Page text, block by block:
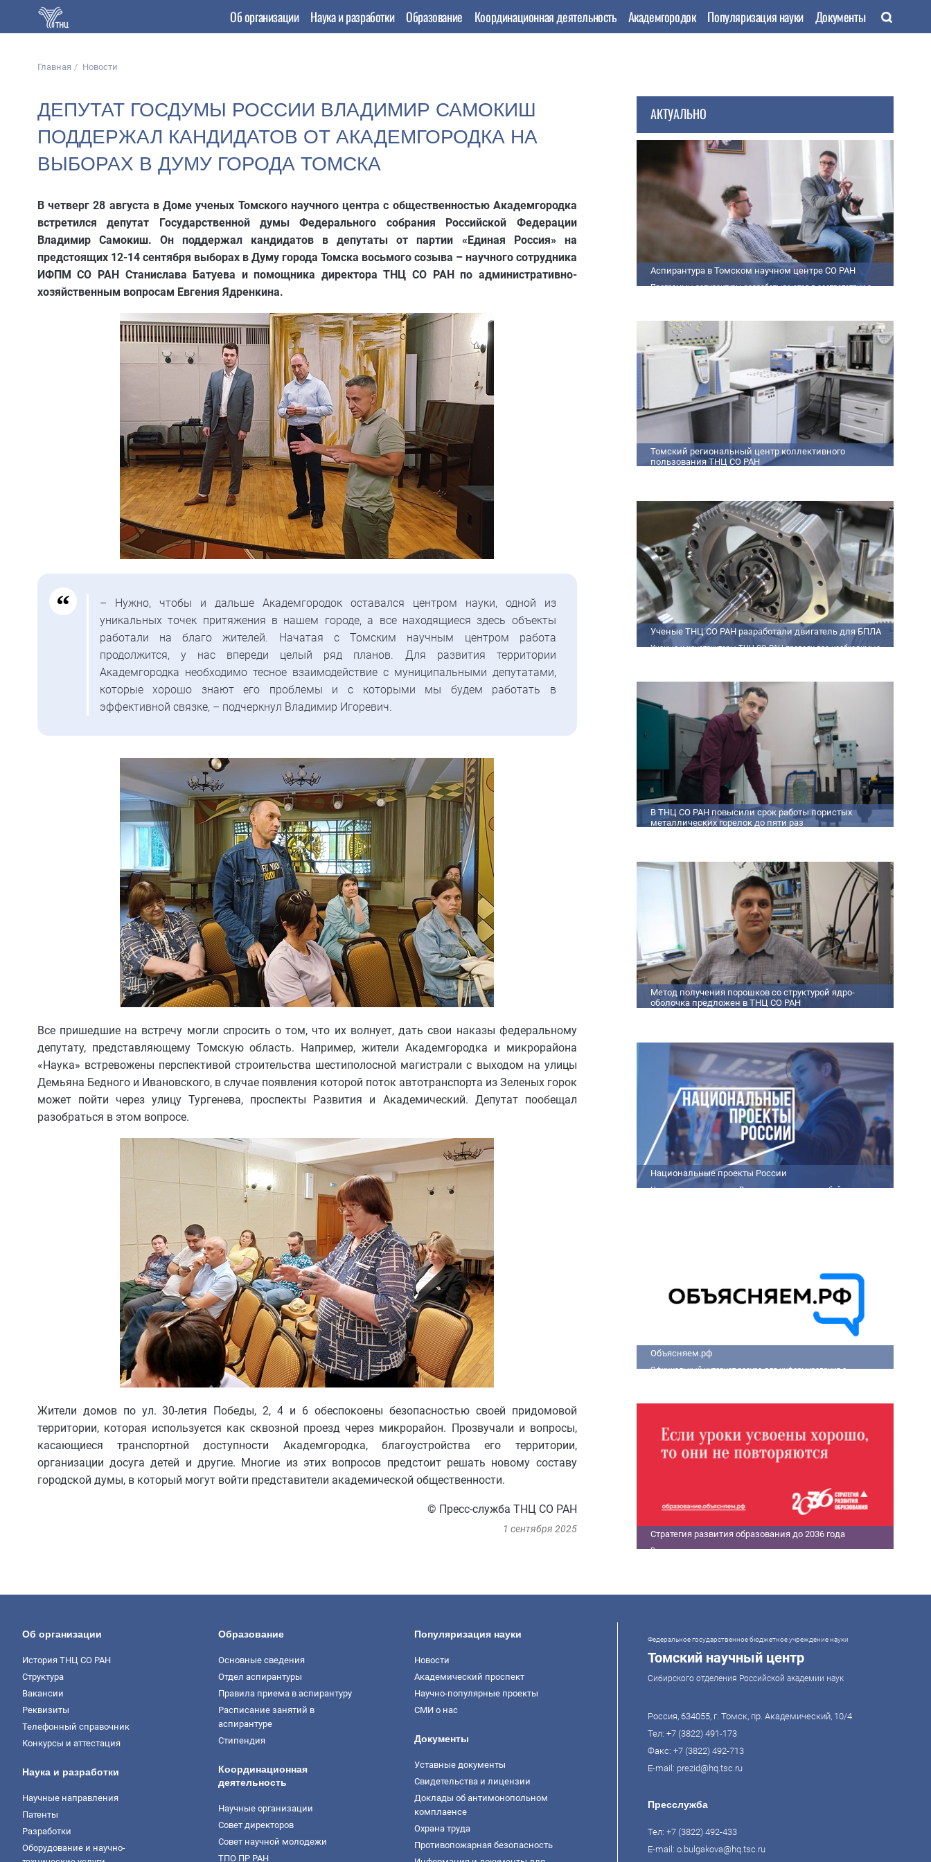
Об организации Наука и разработки Образование Координационная деятельность Академгородок Популяризация науки Документы
Главная Новости
ДЕПУТАТ ГОСДУМЫ РОССИИ ВЛАДИМИР САМОКИШ
ПОДДЕРЖАЛ КАНДИДАТОВ ОТ АКАДЕМГОРОДКА НА
ВЫБОРАХ В ДУМУ ГОРОДА ТОМСКА
В четверг 28 августа в Доме ученых Томского научного центра с общественностью Академгородка
встретился депутат Государственной думы Федерального собрания Российской Федерации
Владимир Самокиш. Он поддержал кандидатов в депутаты от партии «Единая Россия» на
предстоящих 12-14 сентября выборах в Думу города Томска восьмого созыва – научного сотрудника
ИФПМ СО РАН Станислава Батуева и помощника директора ТНЦ СО РАН по административно-
хозяйственным вопросам Евгения Ядренкина.
– Нужно, чтобы и дальше Академгородок оставался центром науки, одной из
уникальных точек притяжения в нашем городе, а все находящиеся здесь объекты
работали на благо жителей. Начатая с Томским научным центром работа
продолжится, у нас впереди целый ряд планов. Для развития территории
Академгородка необходимо тесное взаимодействие с муниципальными депутатами,
которые хорошо знают его проблемы и с которыми мы будем работать в
эффективной связке, – подчеркнул Владимир Игоревич.
Все пришедшие на встречу могли спросить о том, что их волнует, дать свои наказы федеральному
депутату, представляющему Томскую область. Например, жители Академгородка и микрорайона
«Наука» встревожены перспективой строительства шестиполосной магистрали с выходом на улицы
Демьяна Бедного и Ивановского, в случае появления которой поток автотранспорта из Зеленых горок
может пойти через улицу Тургенева, проспекты Развития и Академический. Депутат пообещал
разобраться в этом вопросе.
Жители домов по ул. 30-летия Победы, 2, 4 и 6 обеспокоены безопасностью своей придомовой
территории, которая используется как сквозной проезд через микрорайон. Прозвучали и вопросы,
касающиеся транспортной доступности Академгородка, благоустройства его территории,
организации досуга детей и другие. Многие из этих вопросов предстоит решать новому составу
городской думы, в который могут войти представители академической общественности.
© Пресс-служба ТНЦ СО РАН
1 сентября 2025
АКТУАЛЬНО
Аспирантура в Томском научном центре СО РАН
Программы аспирантуры разрабатываются в соответствии с
Томский региональный центр коллективного
пользования ТНЦ СО РАН
материаловедению, радиоизмерению, спектроскопии и
осциллографии
Ученые ТНЦ СО РАН разработали двигатель для БПЛА
Ученые и конструкторы ТНЦ СО РАН провели все необходимые
горения, а также разработали конструкторскую документацию
на опытный образец двигателя.
В ТНЦ СО РАН повысили срок работы пористых
металлических горелок до пяти раз
получаемых методом самораспространяющегося
высокотемпературного синтеза (СВС). Сначала ученые создали
покрытие из диспрозия или иттрия на поверхности
металлических порошков, небольшая добавка которых
позволяет равномерно распределять микроконцентрацию
редкоземельных элементов по всему объем
Метод получения порошков со структурой ядро-
оболочка предложен в ТНЦ СО РАН
orci et, dignissim mauris. Fusce sollicitudin a dolor et bibendum.
Suspendisse rutrum dui id vestibulum aliquet. Vivamus imperdiet
ligula id imperdiet molestie. Phasellus id convallis purus, in
condimentum felis. Phasellus hendrerit, arcu nec elementum
pretium, ipsum justo port
Национальные проекты России
Национальные проекты России представляют собой
Объясняем.рф
Официальный интернет-ресурс для информирования о
Стратегия развития образования до 2036 года
В современном мире только государства с передовыми
президент России Владимир Путин поручил правительству
Об организации
История ТНЦ СО РАН
Структура
Вакансии
Реквизиты
Телефонный справочник
Конкурсы и аттестация
Наука и разработки
Научные направления
Патенты
Разработки
Оборудование и научно-
Образование
Основные сведения
Отдел аспирантуры
Правила приема в аспирантуру
Расписание занятий в
аспирантуре
Стипендия
Координационная
деятельность
Научные организации
Совет директоров
Совет научной молодежи
ТПО ПР РАН
Популяризация науки
Новости
Академический проспект
Научно-популярные проекты
СМИ о нас
Документы
Уставные документы
Свидетельства и лицензии
Доклады об антимонопольном
комплаенсе
Охрана труда
Противопожарная безопасность
Федеральное государственное бюджетное учреждение науки
Томский научный центр
Сибирского отделения Российской академии наук
Россия, 634055, г. Томск, пр. Академический, 10/4
Тел:+7 (3822) 491-173
Факс: +7 (3822) 492-713
E-mail: prezid@hq.tsc.ru
Пресслужба
Тел:+7 (3822) 492-433
E-mail:o.bulgakova@hq.tsc.ru